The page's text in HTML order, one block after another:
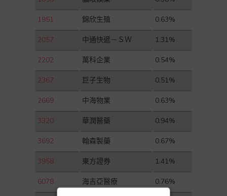
1951 錦欣生殖 0.63%
2057 中通快遞－ＳＷ 1.31%
2202 萬科企業 0.54%
2367 巨子生物 0.51%
2669 中海物業 0.63%
3320 華潤醫藥 0.94%
3692 翰森製藥 0.67%
3958 東方證券 1.41%
6078 海吉亞醫療 0.76%